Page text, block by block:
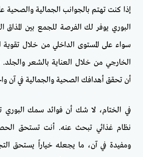
إذا كنت تهتم بالجوانب الجمالية
البوري يوفر لك الفرصة للجمع بين المذاق
سواء على المستوى الداخلي من خلال تقوية
الخارجي من خلال العناية بالشعر
أن تحقق أهدافك الصحية والجمالية في آن
في الختام، لا شك أن فوائد سمك البوري
نظام غذائي تبحث عنه. أنت تستحق
ومفيدة في آن، ما يجعله خياراً يستحق